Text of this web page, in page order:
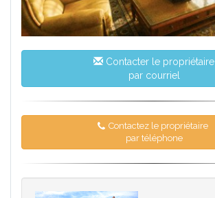
Contacter le propriétaire
par courriel
Contactez le propriétaire
par téléphone